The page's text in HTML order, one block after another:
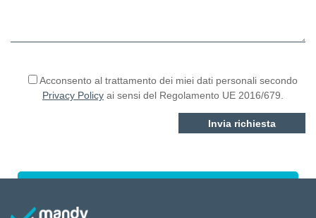
Acconsento al trattamento dei miei dati personali secondo
Privacy Policy ai sensi del Regolamento UE 2016/679.